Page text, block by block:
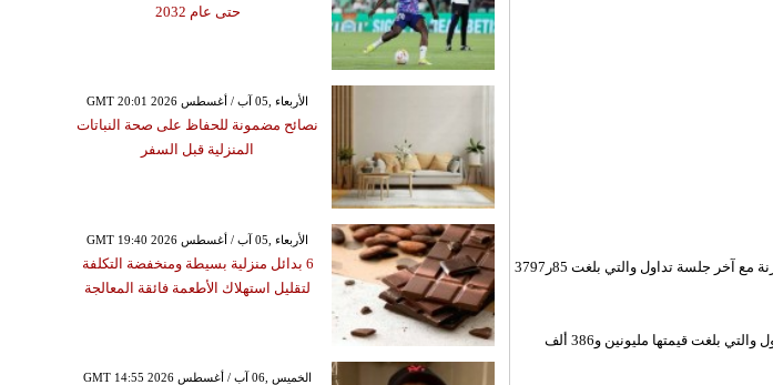
(30) اليوم عند مستوى 04ر3832 نقطة مرتفعًا بـ 19ر34 نقطة وبنسبة 900ر0 % مقارنة مع آخر جلسة تداول والتي بلغت 85ر3797
وقد بلغت قيمة التداول مليونين و363 ألف و906 ريالات عمانية منخفضة بنسبة 9ر0 % مقارنة مع آخر جلسة تداول والتي بلغت قيمتها مليونين و386 ألف
حتى عام 2032
GMT 20:01 2026 الأربعاء ,05 آب / أغسطس
نصائح مضمونة للحفاظ على صحة النباتات
المنزلية قبل السفر
GMT 19:40 2026 الأربعاء ,05 آب / أغسطس
6 بدائل منزلية بسيطة ومنخفضة التكلفة
لتقليل استهلاك الأطعمة فائقة المعالجة
GMT 14:55 2026 الخميس ,06 آب / أغسطس